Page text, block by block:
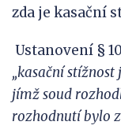
zda je kasační
Ustanovení §
„kasační
jímž soud
rozhodnutí bylo